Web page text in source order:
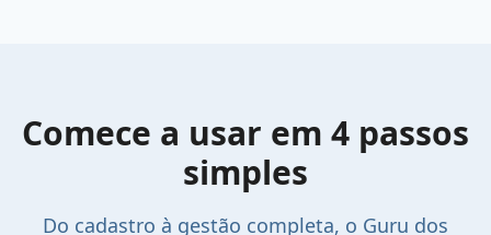
Comece a usar em 4 passos
simples
Do cadastro à gestão completa, o Guru dos